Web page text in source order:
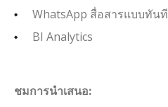
WhatsApp สื่อสารแบบทันที
BI Analytics
ชมการนำเสนอ: